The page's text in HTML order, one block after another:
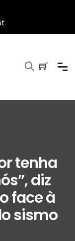
tenha
diz
face à
sismo